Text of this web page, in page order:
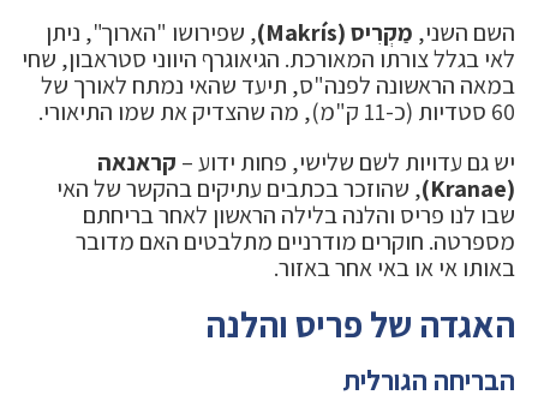
השם השני, מַקְרִיס (Makrís)
, שפירושו "הארוך", ניתן
לאי בגלל צורתו המאורכת. הגיאוגרף היווני סטראבון, שחי
במאה הראשונה לפנה"ס, תיעד שהאי נמתח לאורך של
60 סטדיות (כ-11 ק"מ), מה שהצדיק את שמו התיאורי.
יש גם עדויות לשם שלישי, פחות ידוע – קראנאה
(Kranae)
, שהוזכר בכתבים עתיקים בהקשר של האי
שבו לנו פריס והלנה בלילה הראשון לאחר בריחתם
מספרטה. חוקרים מודרניים מתלבטים האם מדובר
באותו אי או באי אחר באזור.
האגדה של פריס והלנה
הבריחה הגורלית